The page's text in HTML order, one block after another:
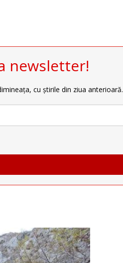
newsletter!
cu știrile din ziua anterioară.